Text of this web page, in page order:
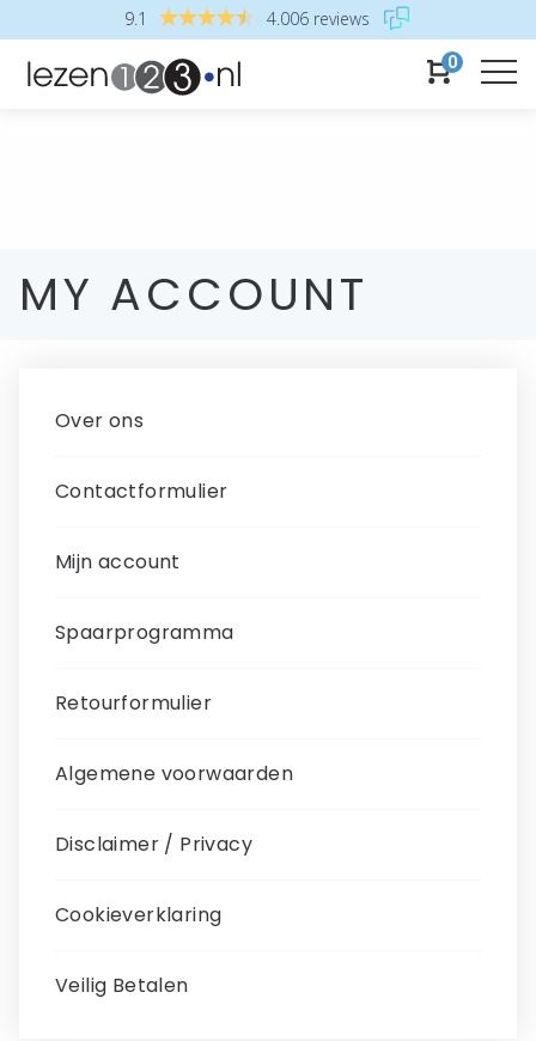
9.1 4.006 reviews
0
MY ACCOUNT
Over ons
Contactformulier
Mijn account
Spaarprogramma
Retourformulier
Algemene voorwaarden
Disclaimer / Privacy
Cookieverklaring
Veilig Betalen